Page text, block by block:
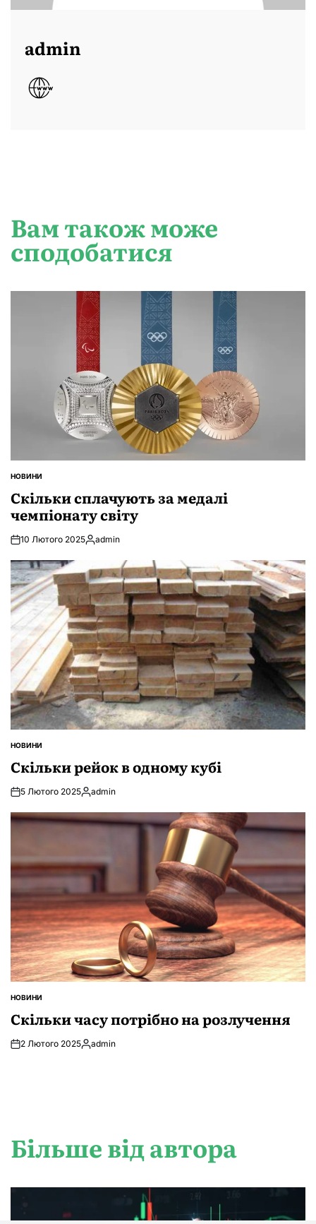
admin
Вам також може
сподобатися
ОПУБЛІКУВАТИ
НОВИНИ
Скільки сплачують за медалі
чемпіонату світу
10 Лютого 2025Опубліковано
admin
ОПУБЛІКУВАТИ
НОВИНИ
Скільки рейок в одному кубі
5 Лютого 2025Опубліковано
admin
ОПУБЛІКУВАТИ
НОВИНИ
Скільки часу потрібно на розлучення
2 Лютого 2025Опубліковано
admin
Більше від автора